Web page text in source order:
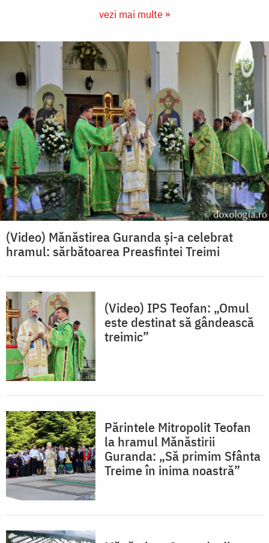
vezi mai multe »
(Video) Mănăstirea Guranda și-a celebrat
hramul: sărbătoarea Preasfintei Treimi
(Video) IPS Teofan: „Omul
este destinat să gândească
treimic”
Părintele Mitropolit Teofan
la hramul Mănăstirii
Guranda: „Să primim Sfânta
Treime în inima noastră”